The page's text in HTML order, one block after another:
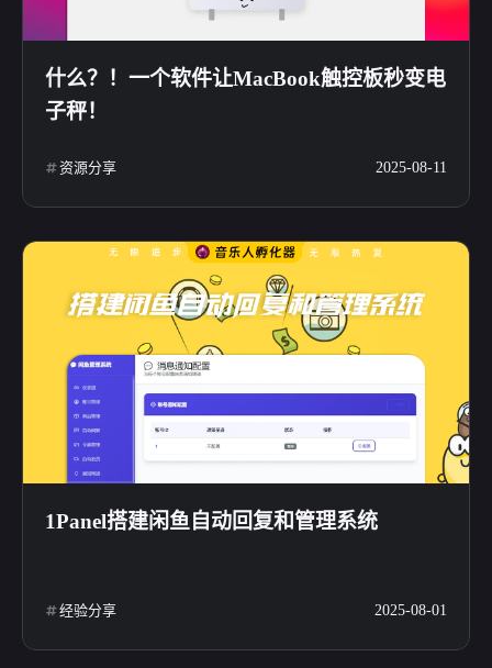
什么？！一个软件让MacBook触控板秒变电
子秤！
资源分享 2025-08-11
1Panel搭建闲鱼自动回复和管理系统
经验分享 2025-08-01